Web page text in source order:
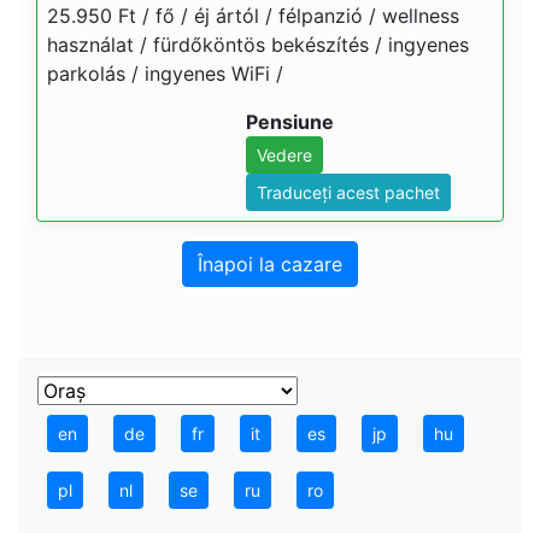
25.950 Ft / fő / éj ártól / félpanzió / wellness
használat / fürdőköntös bekészítés / ingyenes
parkolás / ingyenes WiFi /
Pensiune
Vedere
Traduceți acest pachet
Înapoi la cazare
en de fr it es jp hu
pl nl se ru ro